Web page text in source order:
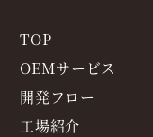
TOP
OEMサービス
開発フロー
工場紹介